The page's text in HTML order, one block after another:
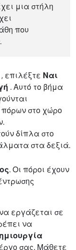
μια στήλη
που
, επιλέξτε Ναι
. Αυτό το βήμα
στο χώρο
δίπλα στο
στα δεξιά.
. Οι πόροι έχουν
εργάζεται σε
να
σας. Μάθετε